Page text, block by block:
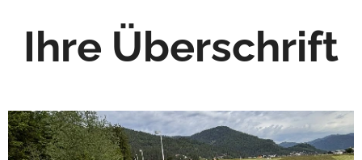
Ihre Überschrift